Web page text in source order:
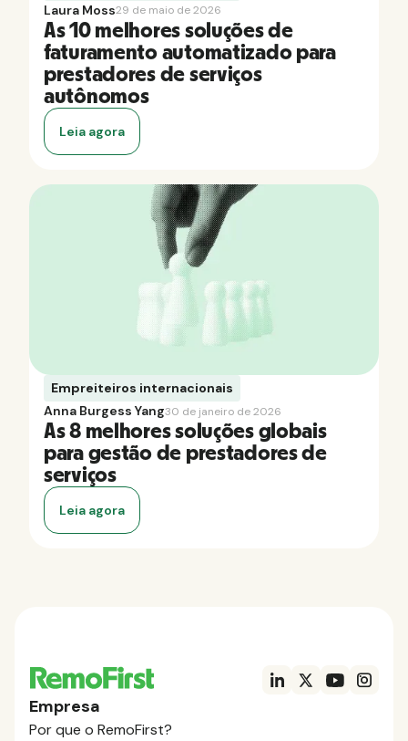
Laura Moss29 de maio de 2026
As 10 melhores soluções de
faturamento automatizado para
prestadores de serviços
autônomos
Leia agora
Empreiteiros internacionais
Anna Burgess Yang30 de janeiro de 2026
As 8 melhores soluções globais
para gestão de prestadores de
serviços
Leia agora
Empresa
Por que o RemoFirst?